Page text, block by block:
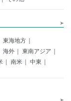
東海地方
海外
東南アジア
南米
中東